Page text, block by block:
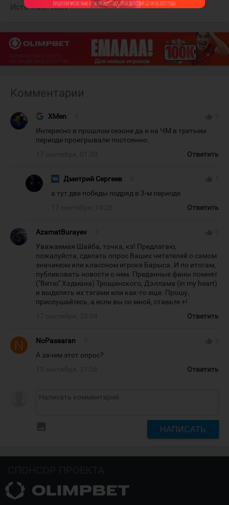
Источник:КХЛ
Комментарии
XMen
Интересно в прошлом сезоне да и на ЧМ в третьем
периоде проигрывали постоянно.
Ответить
Дмитрий Сергеев
а тут две победы подряд в 3-м периоде
Ответить
AzamatBurayev
Уважаемая Шайба, точка, кз! Предлагаю,
пожалуйста, сделать опрос Ваших читателей о самом
значимом или классном игроке Барыса. И по итогам,
публиковать новости о нем. Преданные фаны помнят
("Витю" Хэдмана) Трощинского, Дэллама (in my heart)
и выделять их тэгами или как-то еще. Прошу,
прислушайтесь, а если вы со мной, ставьте +!
Ответить
NoPassaran
А зачем этот опрос?
Ответить
НАПИСАТЬ